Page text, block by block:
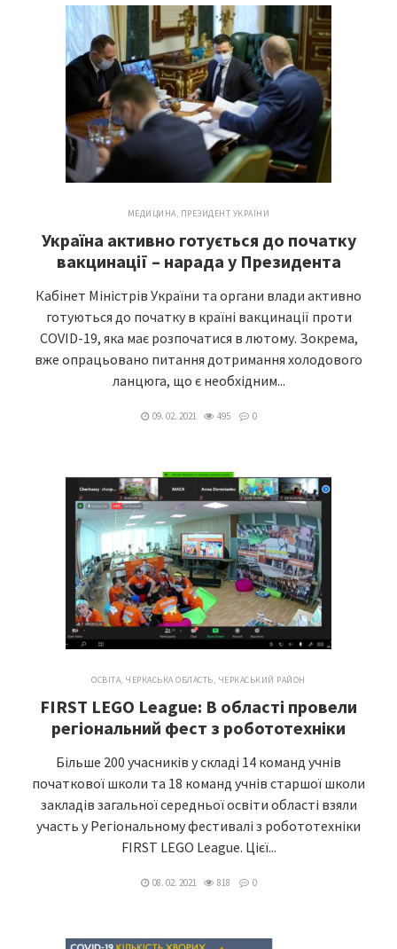
МЕДИЦИНА, ПРЕЗИДЕНТ УКРАЇНИ
Україна активно готується до початку
вакцинації – нарада у Президента
Кабінет Міністрів України та органи влади активно
готуються до початку в країні вакцинації проти
COVID-19, яка має розпочатися в лютому. Зокрема,
вже опрацьовано питання дотримання холодового
ланцюга, що є необхідним...
09. 02. 2021 495 0
ОСВІТА, ЧЕРКАСЬКА ОБЛАСТЬ, ЧЕРКАСЬКИЙ РАЙОН
FIRST LEGO League: В області провели
регіональний фест з робототехніки
Більше 200 учасників у складі 14 команд учнів
початкової школи та 18 команд учнів старшої школи
закладів загальної середньої освіти області взяли
участь у Регіональному фестивалі з робототехніки
FIRST LEGO League. Цієї...
08. 02. 2021 818 0